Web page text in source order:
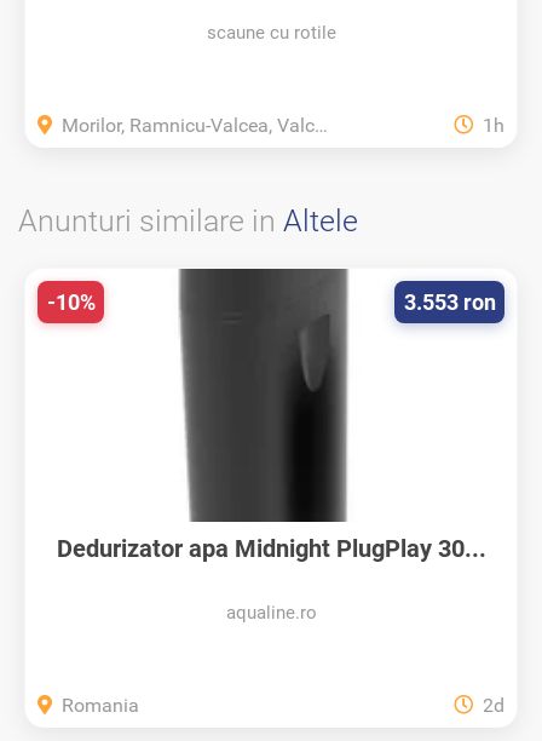
scaune cu rotile
Morilor, Ramnicu-Valcea, Valcea 1h
Anunturi similare in Altele
Dedurizator apa Midnight PlugPlay 30...
aqualine.ro
3.553 ron
-10%
Romania 2d